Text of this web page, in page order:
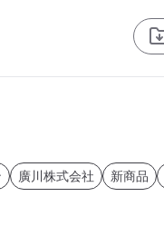
廣川株式会社 新商品